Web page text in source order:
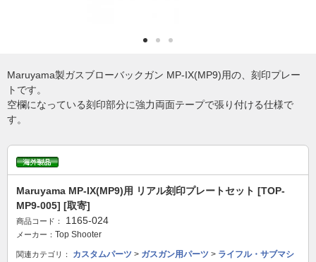
Maruyama製ガスブローバックガン MP-IX(MP9)用の、刻印プレー
トです。
空欄になっている刻印部分に強力両面テープで張り付ける仕様で
す。
Maruyama MP-IX(MP9)用 リアル刻印プレートセット [TOP-
MP9-005] [取寄]
商品コード： 1165-024
メーカー： Top Shooter
関連カテゴリ： カスタムパーツ > ガスガン用パーツ > ライフル・サブマシ